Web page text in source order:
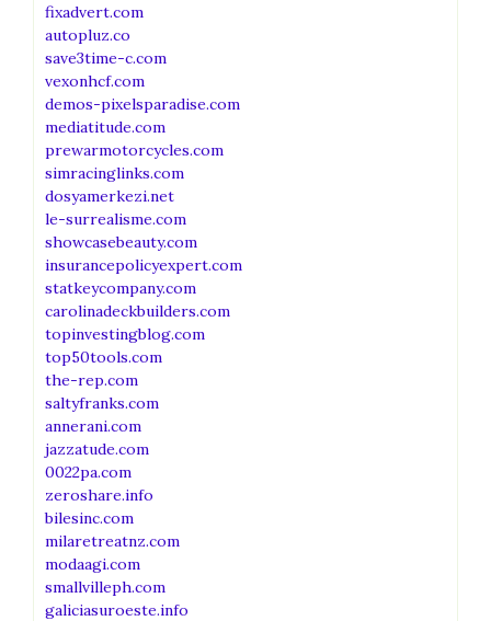
fixadvert.com
autopluz.co
save3time-c.com
vexonhcf.com
demos-pixelsparadise.com
mediatitude.com
prewarmotorcycles.com
simracinglinks.com
dosyamerkezi.net
le-surrealisme.com
showcasebeauty.com
insurancepolicyexpert.com
statkeycompany.com
carolinadeckbuilders.com
topinvestingblog.com
top50tools.com
the-rep.com
saltyfranks.com
annerani.com
jazzatude.com
0022pa.com
zeroshare.info
bilesinc.com
milaretreatnz.com
modaagi.com
smallvilleph.com
galiciasuroeste.info